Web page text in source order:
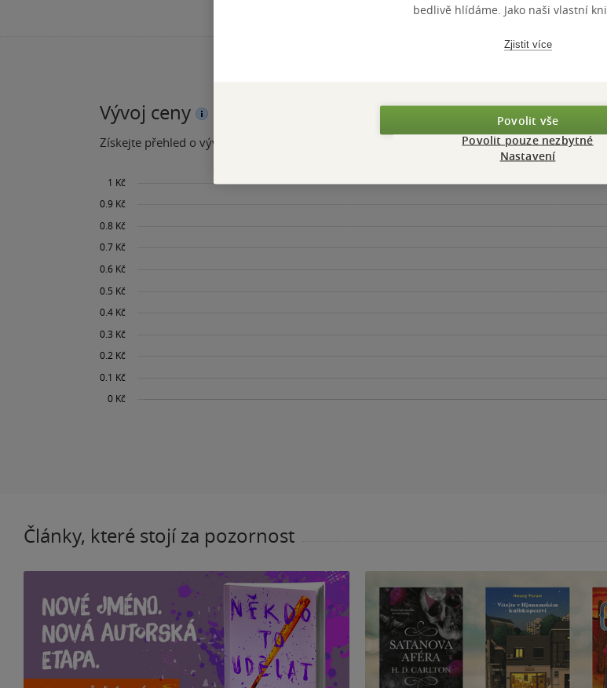
Vývoj ceny
Získejte přehled o vývoji ceny za posledních 60 dní.
Články, které stojí za pozornost
bedlivě hlídáme. Jako naši vlastní
Zjistit více
Povolit vše
Povolit pouze nezbytné
Nastavení